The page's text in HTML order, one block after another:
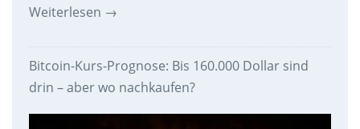
Weiterlesen →
Bitcoin-Kurs-Prognose: Bis 160.000 Dollar sind
drin – aber wo nachkaufen?